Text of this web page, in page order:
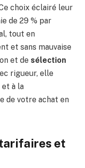
choix éclairé leur
de 29 % par
tout en
et sans mauvaise
et de sélection
rigueur, elle
à la
de votre achat en
et